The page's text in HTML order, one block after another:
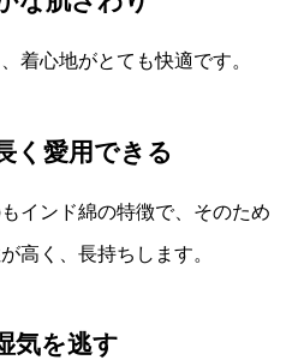
着心地がとても快適です。
く愛用できる
インド綿の特徴で、そのため
高く、長持ちします。
気を逃す